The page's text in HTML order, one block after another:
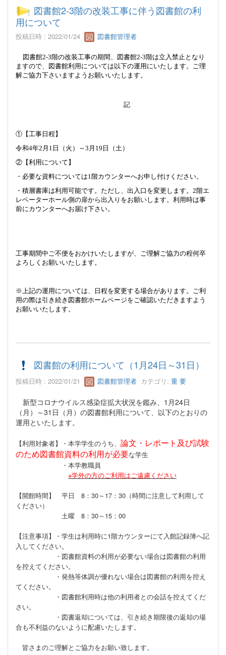
図書館2-3階の改装工事に伴う図書館の利
用について
投稿日時 : 2022/01/24 図書館管理者
図書館2-3 階の改装工事の期間 、図書館2-3 階は立入禁止となり
ますので、図書館利用については以下の運用にいたします。ご理
解ご協力下さいますようお願いいたします。
記
①【工事日程】
令和4年2 月 1 日（火）～3 月 19 日（土）
②【利用について】
・必要な資料については1 階カウンターへお申し付けください。
・積層書庫は利用可能です。ただし、出入口を変更します。 2 階エ
レベーターホール側の扉から出入りをお願いします。利用時は事
前にカウンターへお届け下さい。
工事期間中ご不便をおかけいたしますが、ご理解ご協力の程何卒
よろしくお願いいたします。
※上記の運用については、日程を変更する場合があります。ご利
用の際は引き続き図書館ホームページをご確認いただきますよう
お願いいたします。
図書館の利用について（1月24日～31日）
投稿日時 : 2022/01/21 図書館管理者 カテゴリ: 重 要
新型コロナウイルス感染症拡大状況を鑑み、1月24日
（月）～31日（月）の図書館利用について、以下のとおりの
運用といたします。
【利用対象者】・本学学生のうち、 論文・レポート及び試験
のため図書館資料の利用が必要な学生
・本学教職員
※学外の方のご利用はご遠慮ください
【開館時間】 平日 8：30～17：30（時間に注意して利用して
ください）
土曜 8：30～15：00
【注意事項】・学生は利用時に1階カウンターにて入館記録簿へ記
入してください。
・図書館資料の利用が必要ない場合は図書館の利用
を控えてください。
・発熱等体調が優れない場合は図書館の利用を控え
てください。
・図書館利用時は他の利用者との会話を控えてくだ
さい。
・図書返却については、引き続き期限後の返却の場
合も不利益のないように配慮いたします。
皆さまのご理解とご協力をお願い致します。